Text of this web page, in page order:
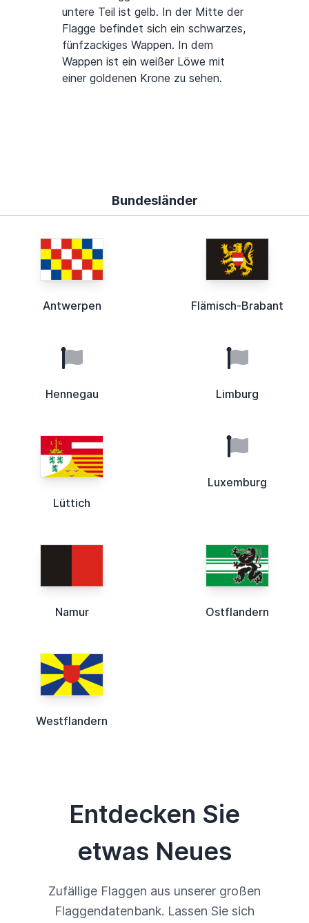
untere Teil ist gelb. In der Mitte der
Flagge befindet sich ein schwarzes,
fünfzackiges Wappen. In dem
Wappen ist ein weißer Löwe mit
einer goldenen Krone zu sehen.
Bundesländer
Antwerpen Flämisch-Brabant
Hennegau Limburg
Lüttich
Luxemburg
Namur Ostflandern
Westflandern
Entdecken Sie
etwas Neues
Zufällige Flaggen aus unserer großen
Flaggendatenbank. Lassen Sie sich